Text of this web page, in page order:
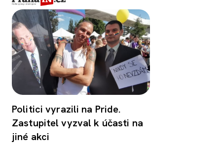
Politici vyrazili na Pride.
Zastupitel vyzval k účasti na
jiné akci